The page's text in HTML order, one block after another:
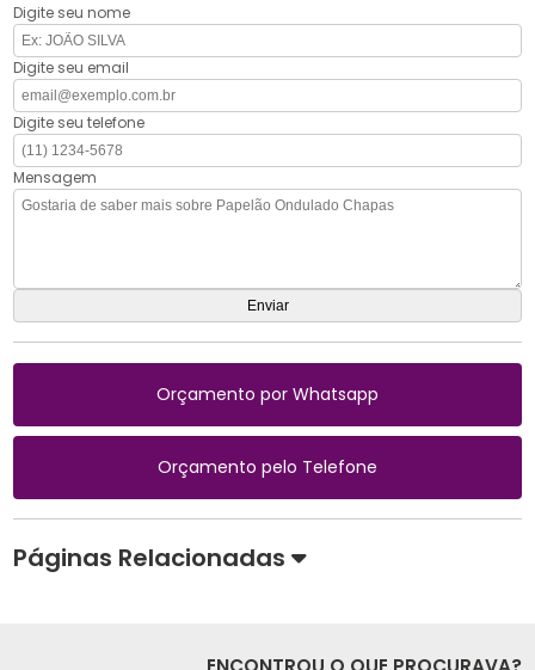
Digite seu nome
Digite seu email
Digite seu telefone
Mensagem
Orçamento por Whatsapp
Orçamento pelo Telefone
Páginas Relacionadas